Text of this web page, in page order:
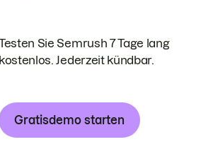
Sie Semrush 7 Tage lang
kostenlos. Jederzeit kündbar.
Gratisdemo starten